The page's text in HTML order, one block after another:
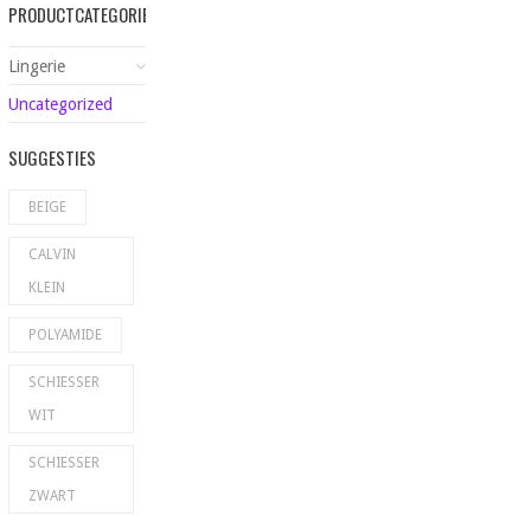
PRODUCTCATEGORIEËN
Lingerie
Uncategorized
SUGGESTIES
BEIGE
CALVIN
KLEIN
POLYAMIDE
SCHIESSER
WIT
SCHIESSER
ZWART